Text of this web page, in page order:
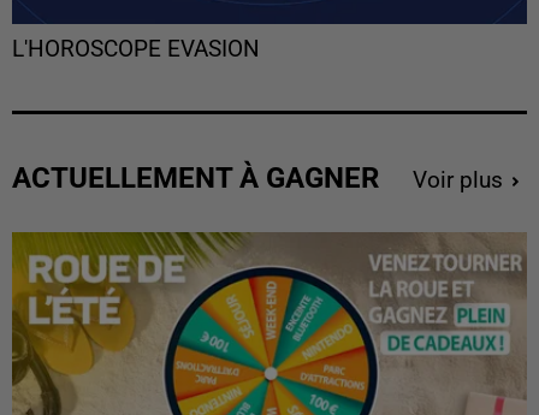
L'HOROSCOPE EVASION
ACTUELLEMENT À GAGNER Voir plus